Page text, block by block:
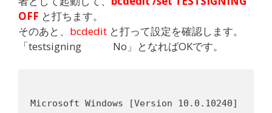
OFF と打ちます。
そのあと、 bcdedit と打って設定を確認します。
「testsigning No」となればOKです。
Microsoft Windows [Version 10.0.10240]